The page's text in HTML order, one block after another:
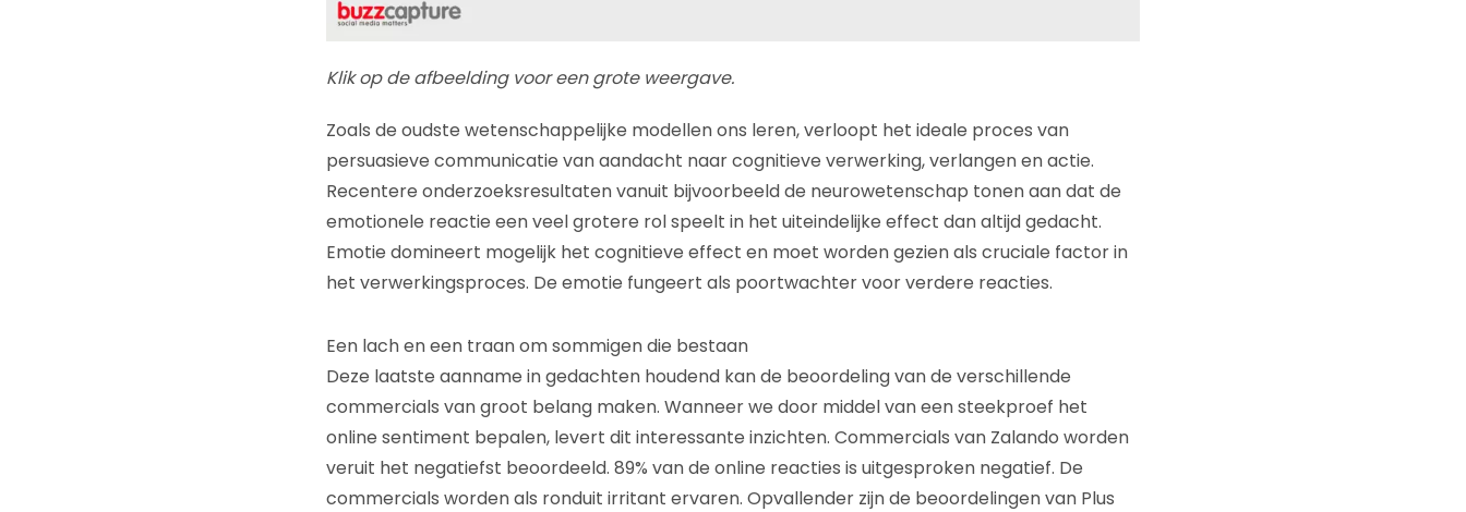
Klik op de afbeelding voor een grote weergave.
Zoals de oudste wetenschappelijke modellen ons leren, verloopt het ideale proces van
persuasieve communicatie van aandacht naar cognitieve verwerking, verlangen en actie.
Recentere onderzoeksresultaten vanuit bijvoorbeeld de neurowetenschap tonen aan dat de
emotionele reactie een veel grotere rol speelt in het uiteindelijke effect dan altijd gedacht.
Emotie domineert mogelijk het cognitieve effect en moet worden gezien als cruciale factor in
het verwerkingsproces. De emotie fungeert als poortwachter voor verdere reacties.
Een lach en een traan om sommigen die bestaan
Deze laatste aanname in gedachten houdend kan de beoordeling van de verschillende
commercials van groot belang maken. Wanneer we door middel van een steekproef het
online sentiment bepalen, levert dit interessante inzichten. Commercials van Zalando worden
veruit het negatiefst beoordeeld. 89% van de online reacties is uitgesproken negatief. De
commercials worden als ronduit irritant ervaren. Opvallender zijn de beoordelingen van Plus